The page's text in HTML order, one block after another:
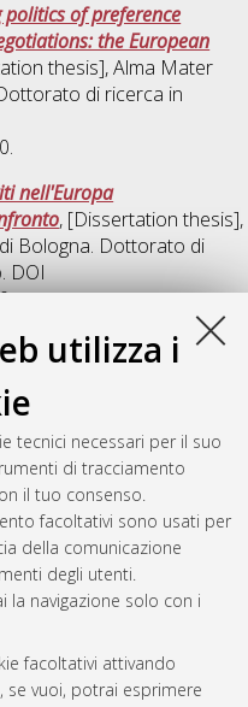
utilizza i
tecnici necessari per il suo
di tracciamento
il tuo consenso.
facoltativi sono usati per
della comunicazione
degli utenti.
la navigazione solo con i
facoltativi attivando
se vuoi, potrai esprimere
politics of preference
the European
thesis], Alma Mater
di ricerca in
nell'Europa
, [Dissertation thesis],
Bologna. Dottorato di
DOI
giudiziarie inglesi degli
e rafforzamento
thesis], Alma
Dottorato di ricerca in
ilSat Aug 8 20:32:24 2026